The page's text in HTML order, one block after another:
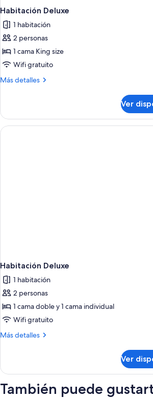
Habitación Deluxe
1 habitación
2 personas
1 cama King size
Wifi gratuito
Más detalles
Más
Deluxe
Ver
Habitación Deluxe
1 habitación
2 personas
1 cama doble y 1 cama individual
Wifi gratuito
Más detalles
Más
Deluxe
Ver
También puede